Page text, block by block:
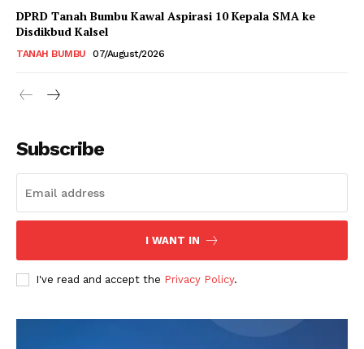
DPRD Tanah Bumbu Kawal Aspirasi 10 Kepala SMA ke
Disdikbud Kalsel
TANAH BUMBU 07/August/2026
Subscribe
I WANT IN
I've read and accept the Privacy Policy.